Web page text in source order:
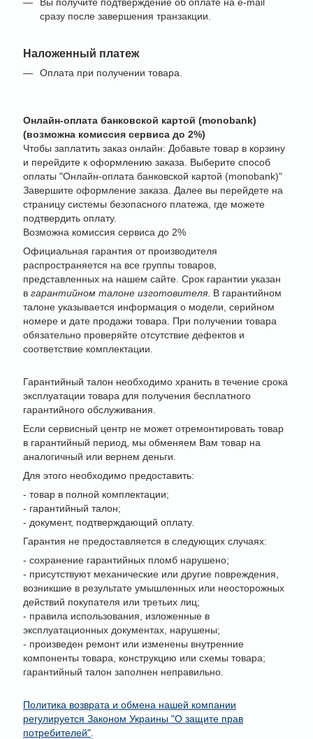
Вы получите подтверждение об оплате на e-mail
сразу после завершения транзакции.
Наложенный платеж
Оплата при получении товара.
Онлайн-оплата банковской картой (monobank)
(возможна комиссия сервиса до 2%)
Чтобы заплатить заказ онлайн: Добавьте товар в корзину
и перейдите к оформлению заказа. Выберите способ
оплаты "Онлайн-оплата банковской картой (monobank)"
Завершите оформление заказа. Далее вы перейдете на
страницу системы безопасного платежа, где можете
подтвердить оплату.
Возможна комиссия сервиса до 2%
Официальная гарантия от производителя
распространяется на все группы товаров,
представленных на нашем сайте. Срок гарантии указан
в гарантийном талоне изготовителя. В гарантийном
талоне указывается информация о модели, серийном
номере и дате продажи товара. При получении товара
обязательно проверяйте отсутствие дефектов и
соответствие комплектации.
Гарантийный талон необходимо хранить в течение срока
эксплуатации товара для получения бесплатного
гарантийного обслуживания.
Если сервисный центр не может отремонтировать товар
в гарантийный период, мы обменяем Вам товар на
аналогичный или вернем деньги.
Для этого необходимо предоставить:
- товар в полной комплектации;
- гарантийный талон;
- документ, подтверждающий оплату.
Гарантия не предоставляется в следующих случаях:
- сохранение гарантийных пломб нарушено;
- присутствуют механические или другие повреждения,
возникшие в результате умышленных или неосторожных
действий покупателя или третьих лиц;
- правила использования, изложенные в
эксплуатационных документах, нарушены;
- произведен ремонт или изменены внутренние
компоненты товара, конструкцию или схемы товара;
гарантийный талон заполнен неправильно.
Политика возврата и обмена нашей компании
регулируется Законом Украины "О защите прав
потребителей".